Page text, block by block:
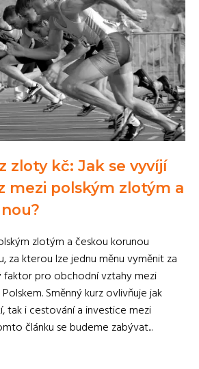
zloty kč: Jak se vyvíjí
mezi polským zlotým a
zlotým a českou korunou
za kterou lze jednu měnu vyměnit za
faktor pro obchodní vztahy mezi
Směnný kurz ovlivňuje jak
tak i cestování a investice mezi
článku se budeme zabývat...